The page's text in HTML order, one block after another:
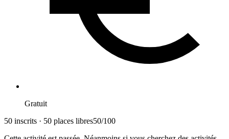
Gratuit
50 inscrits · 50 places libres50/100